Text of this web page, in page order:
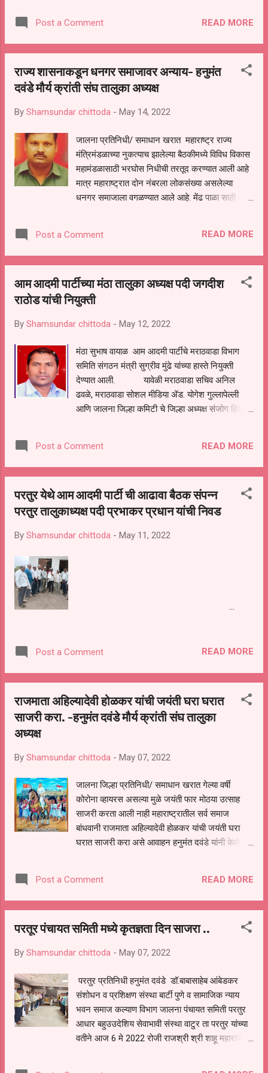
दादा बोराडे यांच्यासह मान्यवरांच्या हस्ते छत्रपती संभाजी
महाराज यांच्या प्रतिमेचे पुजन करून अभिवादन करण्यात
संस्थाचे अध्यक्ष डिगांबर बोराडे,उपाध्यक्ष भागवत चव्हाण,
सचिव बाजीराव बोराडे,कृष्णा खरात, गजानन बोराडे,संतोष
शहाणे,किरण बोराडे,आकाश कास्तोडे,योगेश बोराडे,ज्ञानेश्वर
बोराडे,वझीर पठाण,सोनु काका,अमोल लोखंडे, मोसीन
कुरेशी,भारत काळे,दत्ता घुगे, संदिप वायाळ,राहुल
पाटील,सुरेश बाहेकर,गणेश पोटे,कैलास बोकाडे, सिद्धेश्वर
भगस यांच्यासह लोकमान्य...
Post a Comment READ MORE
राज्य शासनाकडून धनगर समाजावर अन्याय- हनुमंत
दवंडे मौर्य क्रांती संघ तालुका अध्यक्ष
By Shamsundar chittoda - May 14, 2022
जालना प्रतिनिधी/ समाधान खरात महाराष्ट्र राज्य
मंत्रिमंडळाच्या नुकत्याच झालेल्या बैठकीमध्ये विविध विकास
महामंडळासाठी भरघोस निधीची तरतूद करण्यात आली आहे
मात्र महाराष्ट्रात दोन नंबरला लोकसंख्या असलेल्या
धनगर समाजाला वगळण्यात आले आहे. मेंढ पाळा साठी
धनगर समाजावर अन्याय करण्यात आला आहे. असा आरोप
मौर्य क्रांती संघाचे तालुका अध्यक्ष हनुमंत द वंडे यांनी केला
करण्यात आला असून त्यामध्ये महात्मा फुले मागासवर्ग
महामंडळ 500 कोटी, वरून 1000 कोटी ,संत रोहीदास
कोटी,धनगर समाज हा दोननंबर वर असलेला व अति
आहे. धनगर समाजाची गेली कित्येक वर्षापासून एसटी
आरक्षण देण्याबाबतची मागणी सर्वच राजकीय पक्षानी
कायमस्वरूपी बाजूला ठेवली आहे. धनगर समाजावर अन्याय
करत आहात मेंढपाळ वरती दररोज अन्याय होत असून साधी
त्यांची ...
Post a Comment READ MORE
आम आदमी पार्टीच्या मंठा तालुका अध्यक्ष पदी जगदीश
राठोड यांची नियुक्ती
By Shamsundar chittoda - May 12, 2022
मंठा सुभाष वायाळ आम आदमी पार्टीचे मराठवाडा विभाग
समिति संगठन मंत्री सुग्रीव मुंढे यांच्या हास्ते नियुक्ती
देण्यात आली. यावेळी मराठवाडा सचिव अनिल
ढवळे, मराठवाडा सोशल मीडिया ॲड. योगेश गुल्लापेल्ली
आणि जालना जिल्हा कमिटी चे जिल्हा अध्यक्ष संजोग हिवाळे,
तालुका अध्यक्ष पदी यांची निवड करण्यात आली. या बैठकीत
होणाऱ्या जिल्हा परिषद आणि पंचायत समिती, नगर पालिका,
वेळी उमेश राठोड, एड. सुनिल इंगळे, बाळु सदावर्ते,
आत्माराम राठोड, दत्ता राठोड, श्रीहरी राठोड यांची
Post a Comment READ MORE
परतुर येथे आम आदमी पार्टी ची आढावा बैठक संपन्न
परतुर तालुकाध्यक्ष पदी प्रभाकर प्रधान यांची निवड
By Shamsundar chittoda - May 11, 2022
...
Post a Comment READ MORE
राजमाता अहिल्यादेवी होळकर यांची जयंती घरा घरात
साजरी करा. -हनुमंत दवंडे मौर्य क्रांती संघ तालुका
अध्यक्ष
By Shamsundar chittoda - May 07, 2022
जालना जिल्हा प्रतिनिधी/ समाधान खरात गेल्या वर्षी
कोरोना व्हायरस असल्या मुळे जयंती फार मोठया उत्साह
साजरी करता आली नाही महाराष्ट्रातील सर्व समाज
बांधवानी राजमाता अहिल्यादेवी होळकर यांची जयंती घरा
घरात साजरी करा असे आवाहन हनुमंत दवंडे यांनी केले
इतिहास हा संपुर्ण जगात सुप्रसिद्ध आहे पुण्यश्लोक
अहिल्यादेवी संपुर्ण जीवन चरित्र प्रेरणादायी आहे, त्यांनी
त्यांचा राज्य कारभाराचा ठसा संपुर्ण देशात उमटला होता,
धर्म शाळा तर संपूर्ण देश भर बांधल्या, अनेक अंधश्रद्धा
अनेक वेळ संघर्षा तुन होणारी हानी टळली, प्राणी मात्राची व
निसर्गाची विशेष काळजी घेतली, शेती, व्यापार, इतर
व्यावसायी भरभराटकेली, आजचा 7/12 कायदा हा
पुण्यश्लोक अहिल्यादेवी च्या काळात विकसित झाला होता,
राजकारण समाज कारण अर्थ कारण विकास ...
Post a Comment READ MORE
परतूर पंचायत समिती मध्ये कृतज्ञता दिन साजरा ..
By Shamsundar chittoda - May 07, 2022
परतुर प्रतिनिधी हनुमंत दवंडे डॉ.बाबासाहेब आंबेडकर
संशोधन व प्रशिक्षण संस्था बार्टी पुणे व सामाजिक न्याय
भवन समाज कल्याण विभाग जालना पंचायत समिती परतुर
आधार बहुउउदेशिय सेवाभावी संस्था वाटुर ता परतुर यांच्या
वतीने आज 6 मे 2022 रोजी राजश्री श्री शाहू महाराज